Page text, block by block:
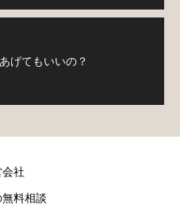
げてもいいの？
社
料相談